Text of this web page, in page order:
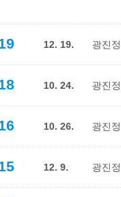
12. 19. 광진
10. 24. 광진
10. 26. 광진
12. 9. 광진